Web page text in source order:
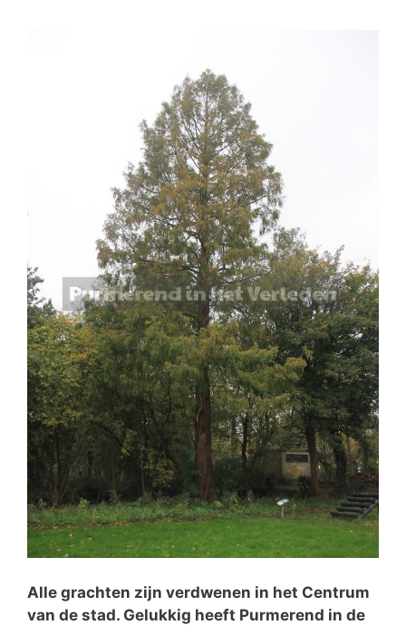
Alle grachten zijn verdwenen in het Centrum
van de stad. Gelukkig heeft Purmerend in de